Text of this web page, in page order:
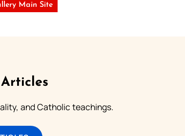
Main Site
and Catholic teachings.